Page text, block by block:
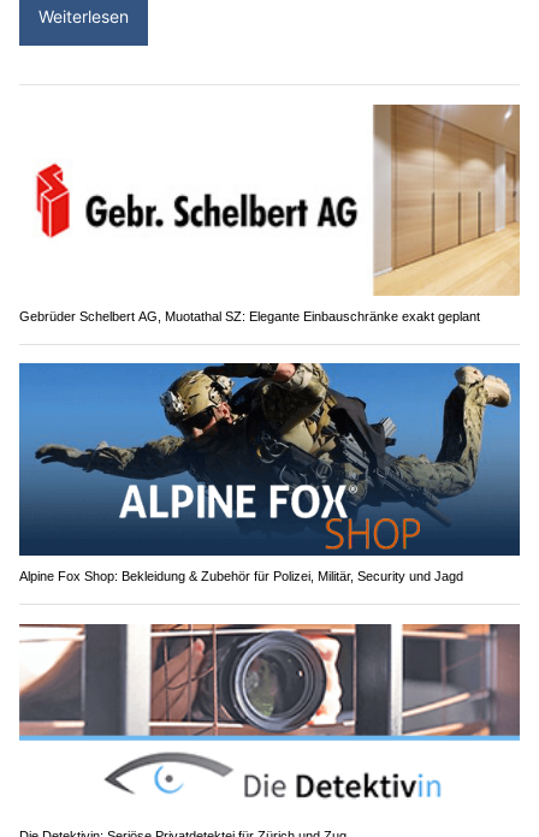
Weiterlesen
Gebrüder Schelbert AG, Muotathal SZ: Elegante Einbauschränke exakt geplant
Alpine Fox Shop: Bekleidung & Zubehör für Polizei, Militär, Security und Jagd